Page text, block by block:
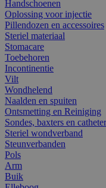
Handschoenen
Oplossing voor injectie
Pillendozen en accessoires
Steriel materiaal
Stomacare
Toebehoren
Incontinentie
Vilt
Wondhelend
Naalden en spuiten
Ontsmetting en Reiniging
Sondes, baxters en
Steriel wondverband
Steunverbanden
Pols
Arm
Buik